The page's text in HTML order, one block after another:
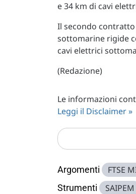
e 34 km di cavi
Il secondo
sottomarine rigide
cavi elettrici
(Redazione)
Le informazioni
Leggi il Disclaimer »
Argomenti FTSE
Strumenti SAIPEM